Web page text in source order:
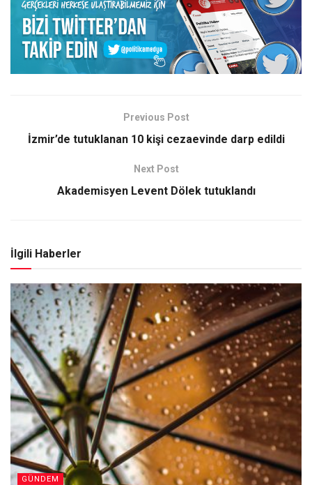
Previous Post
İzmir’de tutuklanan 10 kişi cezaevinde darp edildi
Next Post
Akademisyen Levent Dölek tutuklandı
İlgili Haberler
GÜNDEM